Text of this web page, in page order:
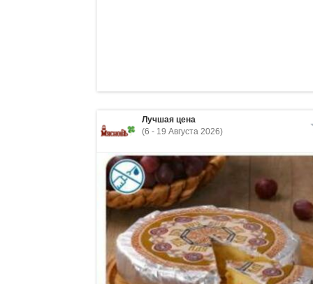
Лучшая цена
(6 - 19 Августа 2026)